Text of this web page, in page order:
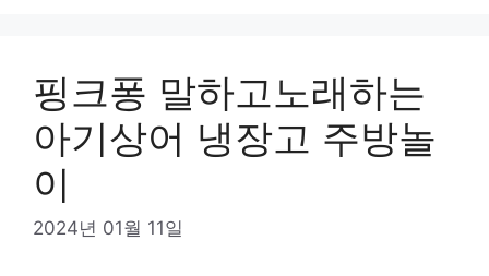
핑크퐁 말하고노래하는
아기상어 냉장고 주방놀
이
2024년 01월 11일